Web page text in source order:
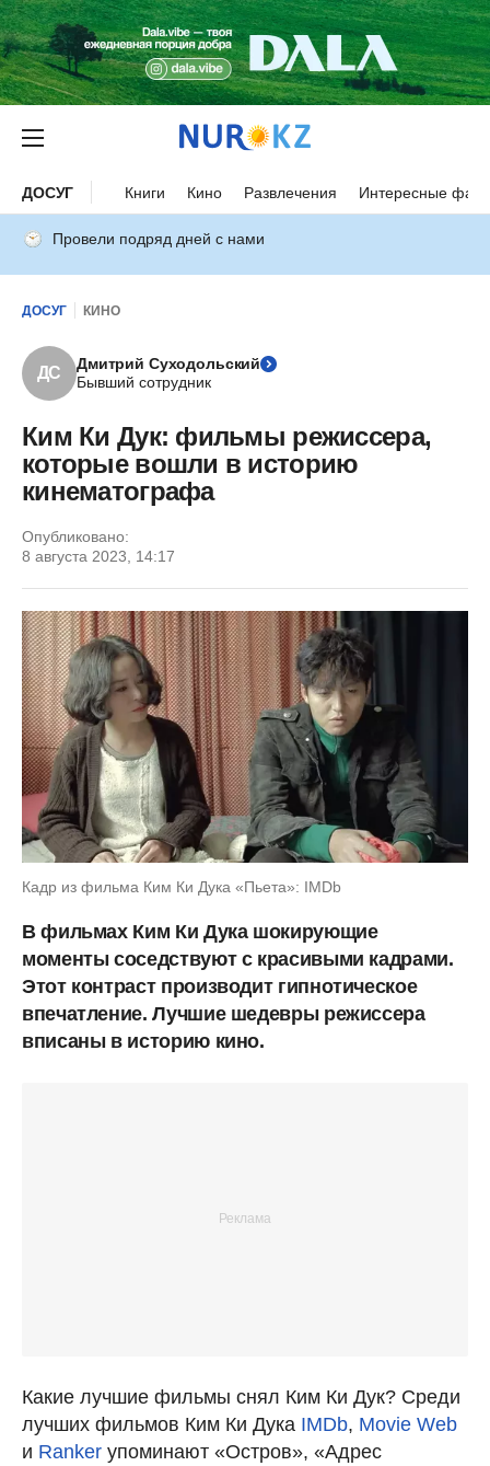
ДОСУГ Книги Кино Развлечения Интересные
Провели подряд дней с нами
ДОСУГ КИНО
ДС
Дмитрий Суходольский
Бывший сотрудник
Ким Ки Дук: фильмы режиссера,
которые вошли в историю
кинематографа
Опубликовано:
8 августа 2023, 14:17
Кадр из фильма Ким Ки Дука «Пьета»: IMDb
В фильмах Ким Ки Дука шокирующие
моменты соседствуют с красивыми кадрами.
Этот контраст производит гипнотическое
впечатление. Лучшие шедевры режиссера
вписаны в историю кино.
Какие лучшие фильмы снял Ким Ки Дук? Среди
лучших фильмов Ким Ки Дука IMDb, Movie Web
и Ranker упоминают «Остров», «Адрес